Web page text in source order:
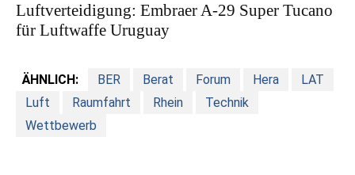
Luftverteidigung: Embraer A-29 Super Tucano
für Luftwaffe Uruguay
ÄHNLICH: BER Berat Forum Hera
LAT
Luft
Raumfahrt Rhein
Technik
Wettbewerb